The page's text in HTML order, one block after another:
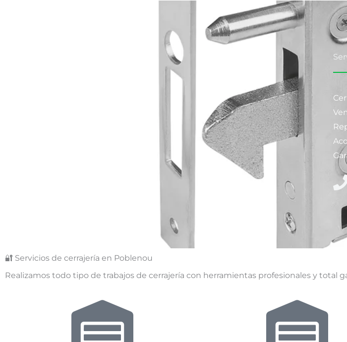
🔐 Servicios de cerrajería en Poblenou
Realizamos todo tipo de trabajos de cerrajería con herramientas profesionales y total